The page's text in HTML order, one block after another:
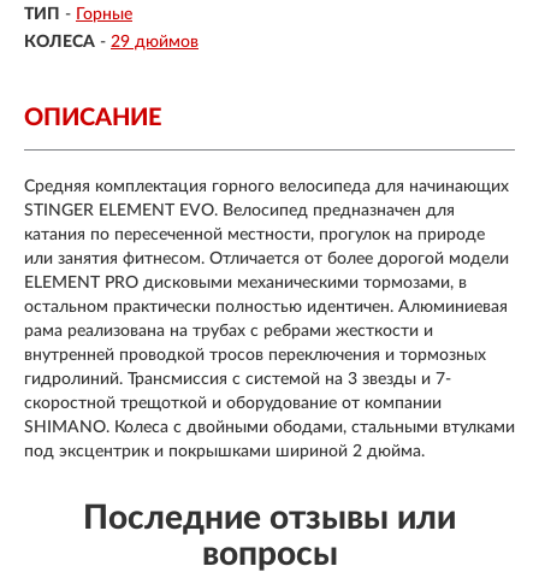
ТИП - Горные
КОЛЕСА - 29 дюймов
ОПИСАНИЕ
Средняя комплектация горного велосипеда для начинающих
STINGER ELEMENT EVO. Велосипед предназначен для
катания по пересеченной местности, прогулок на природе
или занятия фитнесом. Отличается от более дорогой модели
ELEMENT PRO дисковыми механическими тормозами, в
остальном практически полностью идентичен. Алюминиевая
рама реализована на трубах с ребрами жесткости и
внутренней проводкой тросов переключения и тормозных
гидролиний. Трансмиссия с системой на 3 звезды и 7-
скоростной трещоткой и оборудование от компании
SHIMANO. Колеса с двойными ободами, стальными втулками
под эксцентрик и покрышками шириной 2 дюйма.
Последние отзывы или
вопросы